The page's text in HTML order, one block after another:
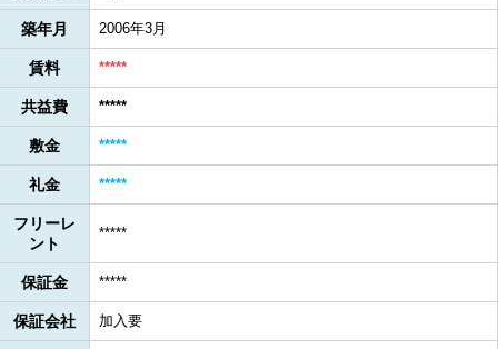
築年月 2006年3月
賃料 *****
共益費 *****
敷金 *****
礼金 *****
フリーレ
ント
*****
保証金 *****
保証会社 加入要